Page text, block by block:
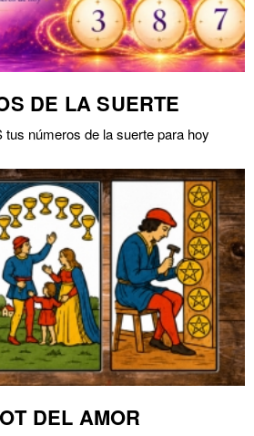
DE LA SUERTE
tus números de la suerte para hoy
DEL AMOR